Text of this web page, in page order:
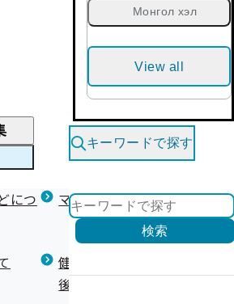
Монгол хэл
View all
なったとき
高額療養費・高額介護合算
き
けた後の健康づくり
（コラボヘルス）
りコラム
につ
マイナ保険証等関連について
健康保険任意継続制度（退職
後の健康保険）について
キーワードで探す
検索